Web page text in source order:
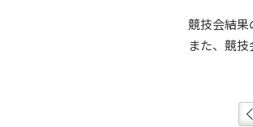
競技会結果
また、競